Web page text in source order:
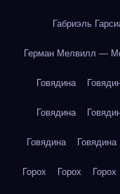
Габриэль
Герман Мелвилл —
Говядина
Говядина
Говядина Говядина
Горох Горох Горох